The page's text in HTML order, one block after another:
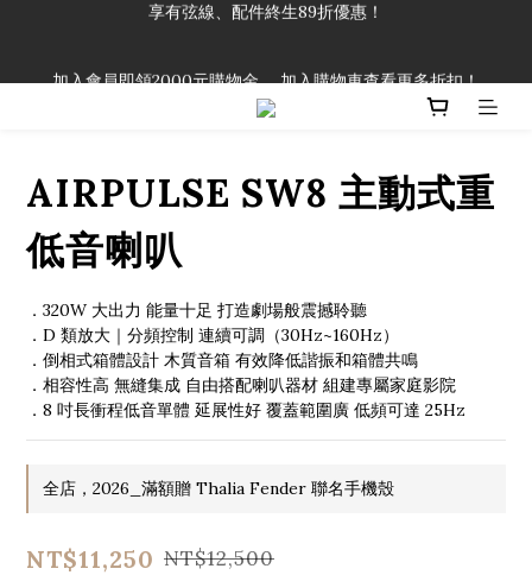
「一生弦命！」單筆購買弦線、配件滿$999（不含運費），即可
AIRPULSE SW8 主動式重
低音喇叭
．320W 大出力 能量十足 打造劇場般震撼聆聽
．D 類放大｜分頻控制 連續可調（30Hz~160Hz）
．倒相式箱體設計 木質音箱 有效降低諧振和箱體共鳴
．相容性高 無縫集成 自由搭配喇叭器材 組建專屬家庭影院
．8 吋長衝程低音單體 延展性好 覆蓋範圍廣 低頻可達 25Hz
全店，2026_滿額贈 Thalia Fender 聯名手機殼
NT$11,250 NT$12,500